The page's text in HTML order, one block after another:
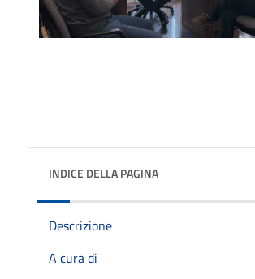
INDICE DELLA PAGINA
Descrizione
A cura di